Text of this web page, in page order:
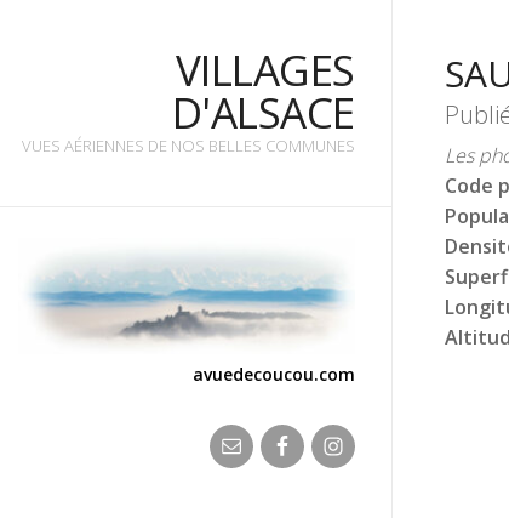
VILLAGES
D'ALSACE
VUES AÉRIENNES DE NOS BELLES COMMUNES
VILLAGES
D'ALSACE
VUES AÉRIENNES DE NOS BELLES COMMUNES
avuedecoucou.com
Les
Code